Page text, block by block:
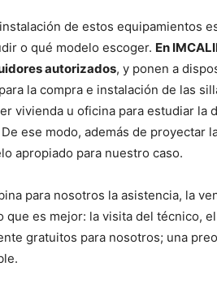
de estos equipamientos
o qué modelo escoger. En
autorizados, y ponen a
la compra e instalación de las
vivienda u oficina para estudiar la
ese modo, además de proyectar
apropiado para nuestro caso.
para nosotros la asistencia, la
es mejor: la visita del técnico,
gratuitos para nosotros; una